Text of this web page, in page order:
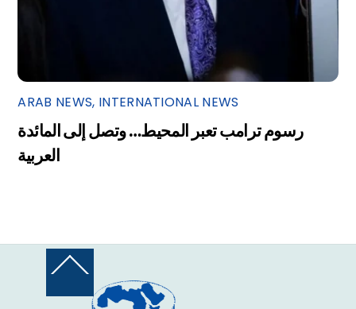
ARAB NEWS, INTERNATIONAL NEWS
رسوم ترامب تعبر المحيط… وتصل إلى المائدة
العربية
Back
Top